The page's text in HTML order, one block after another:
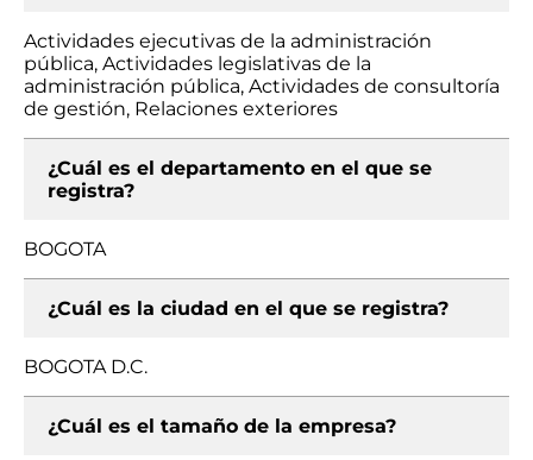
Actividades ejecutivas de la administración
pública, Actividades legislativas de la
administración pública, Actividades de consultoría
de gestión, Relaciones exteriores
¿Cuál es el departamento en el que se
registra?
BOGOTA
¿Cuál es la ciudad en el que se registra?
BOGOTA D.C.
¿Cuál es el tamaño de la empresa?